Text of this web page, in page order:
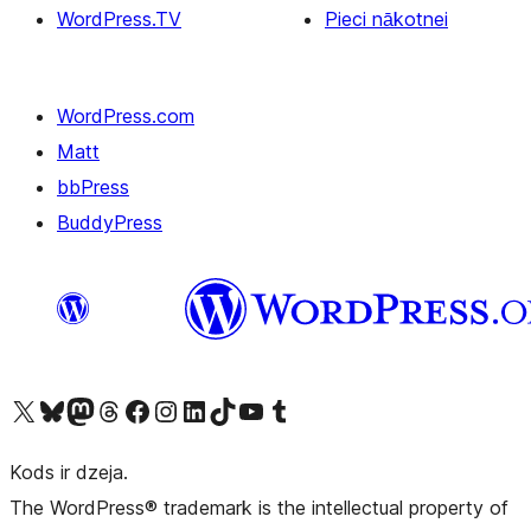
WordPress.TV
Pieci nākotnei
WordPress.com
Matt
bbPress
BuddyPress
Apmeklējiet mūsu X (agrāk Twitter) kontu
Apmeklējiet mūsu Bluesky kontu
Apmeklējiet mūsu Mastodon kontu
Apmeklējiet mūsu Threads kontu
Apmeklējiet mūsu Facebook lapuApmeklējiet mūsu Instagram kontu
Apmeklējiet mūsu LinkedIn kontu
Apmeklējiet mūsu TikTok kontu
Apmeklējiet mūsu YouTube kanālu
Apmeklējiet mūsu Tumblr kontu
Kods ir dzeja.
The WordPress® trademark is the intellectual property of